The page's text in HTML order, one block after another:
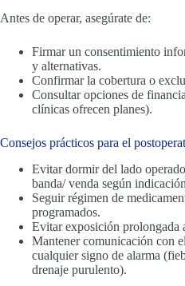
Antes de operar, asegúrate de:
Firmar un consentimiento
y alternativas.
Confirmar la cobertura o
Consultar opciones de
clínicas ofrecen planes).
Consejos prácticos para el
Evitar dormir del lado
banda/ venda según
Seguir régimen de
programados.
Evitar exposición prolongada
Mantener comunicación con
cualquier signo de alarma
drenaje purulento).